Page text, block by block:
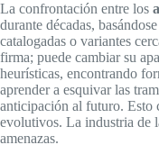
La confrontación entre los
durante décadas,
catalogadas o variantes
firma; puede cambiar su
heurísticas, encontrando
aprender a esquivar las
anticipación al futuro. Esto
evolutivos. La industria de
amenazas.